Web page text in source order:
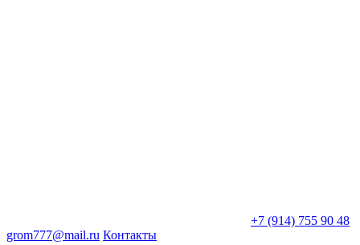
+7 (914) 755 90 48
grom777@mail.ru Контакты